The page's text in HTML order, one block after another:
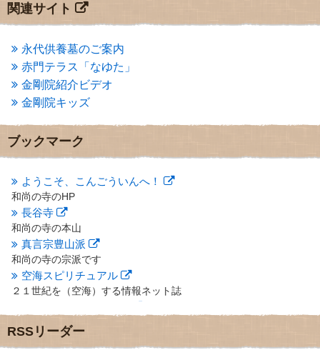
2013年7月
(7)
2013年5月(13)
2013年4月(1)
2013年3月 (4)
2013年2月(6)
2013年1月(6)
2012年12月(7)
2012年11月(7)
2012年10月
2012年8月
(9)
2012年7月(10)
2012年6月
2012年5月(16)
2012年4月 (16)
2012年3月(17)
2012年2月(20)
2012年1月(25)
2011年11月(28)
2011年10月(31)
2011年9月(24)
関連サイト
永代供養墓のご案内
赤門テラス「なゆた」
金剛院紹介ビデオ
金剛院キッズ
ブックマーク
ようこそ、こんごういんへ！
和尚の寺のHP
長谷寺
和尚の寺の本山
真言宗豊山派
和尚の寺の宗派です
空海スピリチュアル
２１世紀を（空海）する情報ネット誌
地域のライターさんです
小豆島 圓満寺
RSSリーダー